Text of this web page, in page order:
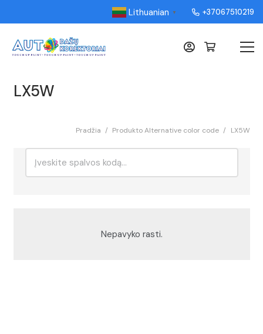
Lithuanian ▼ +37067510219
LX5W
Pradžia / Produkto Alternative color code / LX5W
Nepavyko rasti.